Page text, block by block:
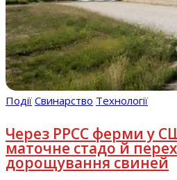
Події Свинарство Технології
Через РРСС ферми у
маточне стадо й
дорощування свиней